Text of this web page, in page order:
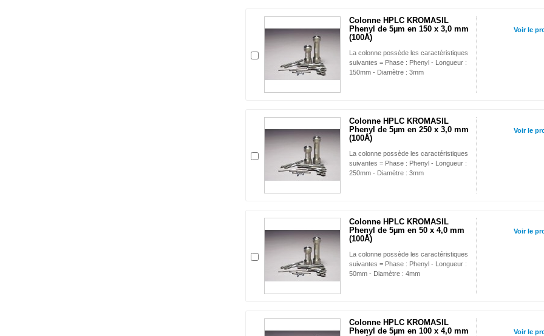
Colonne HPLC KROMASIL
Phenyl de 5µm en 150 x 3,0 mm
(100Å)
La colonne possède les caractéristiques
suivantes = Phase : Phenyl - Longueur :
150mm - Diamètre : 3mm
Voir le
Colonne HPLC KROMASIL
Phenyl de 5µm en 250 x 3,0 mm
(100Å)
La colonne possède les caractéristiques
suivantes = Phase : Phenyl - Longueur :
250mm - Diamètre : 3mm
Voir le
Colonne HPLC KROMASIL
Phenyl de 5µm en 50 x 4,0 mm
(100Å)
La colonne possède les caractéristiques
suivantes = Phase : Phenyl - Longueur :
50mm - Diamètre : 4mm
Voir le
Colonne HPLC KROMASIL
Phenyl de 5µm en 100 x 4,0 mm
Voir le